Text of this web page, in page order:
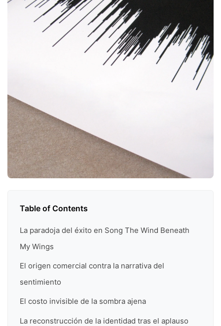
Table of Contents
La paradoja del éxito en Song The Wind Beneath
My Wings
El origen comercial contra la narrativa del
sentimiento
El costo invisible de la sombra ajena
La reconstrucción de la identidad tras el aplauso